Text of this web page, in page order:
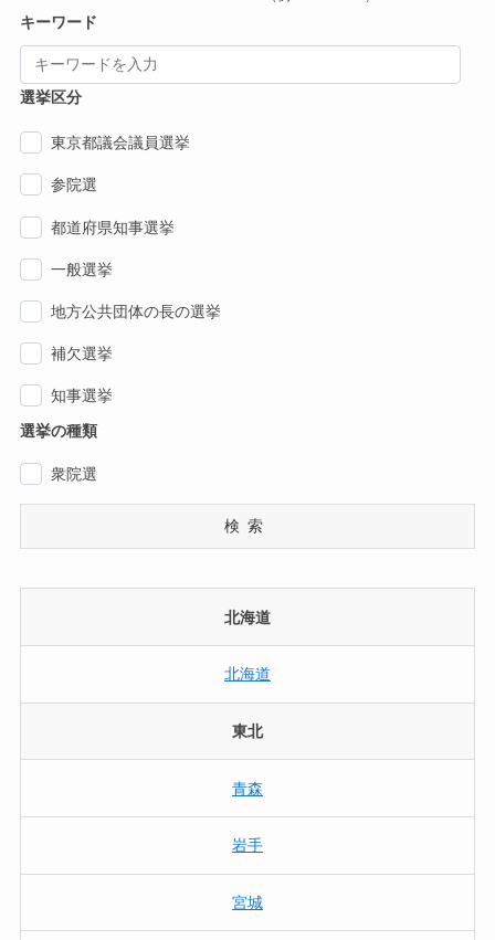
キーワード
選挙区分
東京都議会議員選挙
参院選
都道府県知事選挙
一般選挙
地方公共団体の長の選挙
補欠選挙
知事選挙
選挙の種類
衆院選
検索
北海道
北海道
東北
青森
岩手
宮城